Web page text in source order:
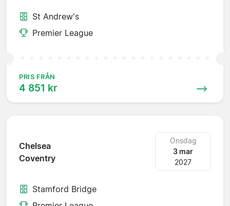
St Andrew's
Premier League
PRIS FRÅN
4 851 kr
Chelsea
Coventry
Onsdag
3 mar
2027
Stamford Bridge